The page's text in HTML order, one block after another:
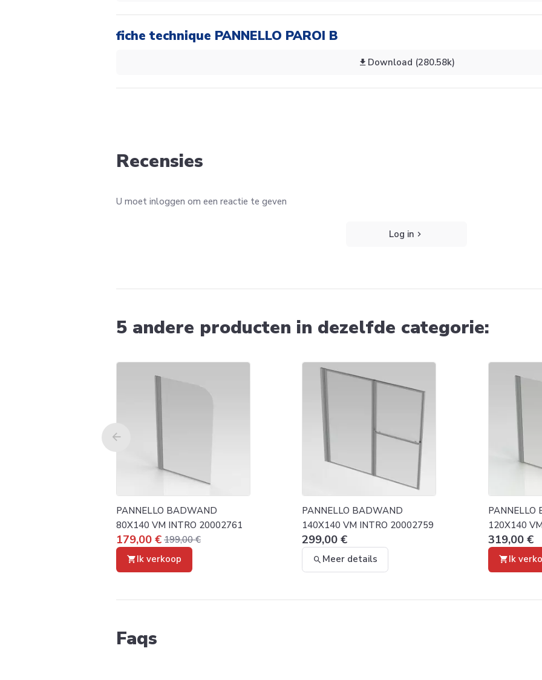
fiche technique PANNELLO PAROI B
Download (280.58k)
Recensies
U moet inloggen om een reactie te geven
Log in
5 andere producten in dezelfde categorie:
PANNELLO BADWAND
80X140 VM INTRO 20002761
179,00 € 199,00 €
Ik verkoop
PANNELLO BADWAND
140X140 VM INTRO 20002759
299,00 €
Meer details
PANNELLO
120X140
319,00 €
Ik
Faqs